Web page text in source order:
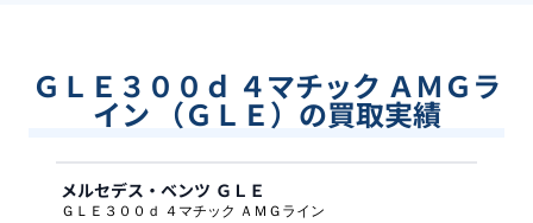
ＧＬＥ３００ｄ ４マチック ＡＭＧラ
イン （ＧＬＥ）の買取実績
メルセデス・ベンツ ＧＬＥ
ＧＬＥ３００ｄ ４マチック ＡＭＧライン